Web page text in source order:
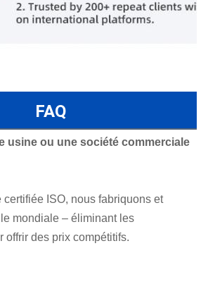
FAQ
usine ou une société commerciale
certifiée ISO, nous fabriquons et
mondiale – éliminant les
offrir des prix compétitifs.